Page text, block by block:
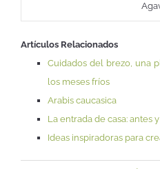
Artículos Relacionados
Cuidados del brezo, una
los meses fríos
Arabis caucasica
La entrada de casa: antes
Ideas inspiradoras para